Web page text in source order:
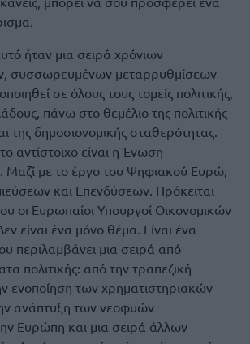
ήταν μια σειρά χρόνιων
συσσωρευμένων μεταρρυθμίσεων
σε όλους τους τομείς πολιτικής,
πάνω στο θεμέλιο της πολιτικής
της δημοσιονομικής σταθερότητας.
αντίστοιχο είναι η Ένωση
Μαζί με το έργο του Ψηφιακού Ευρώ,
και Επενδύσεων. Πρόκειται
οι Ευρωπαίοι Υπουργοί Οικονομικών
είναι ένα μόνο θέμα. Είναι ένα
περιλαμβάνει μια σειρά από
πολιτικής: από την τραπεζική
ενοποίηση των χρηματιστηριακών
ανάπτυξη των νεοφυών
Ευρώπη και μια σειρά άλλων